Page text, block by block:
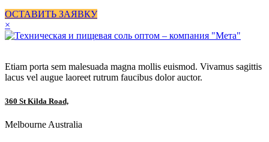
ОСТАВИТЬ ЗАЯВКУ
×
Etiam porta sem malesuada magna mollis euismod. Vivamus sagittis
lacus vel augue laoreet rutrum faucibus dolor auctor.
360 St Kilda Road,
Melbourne Australia